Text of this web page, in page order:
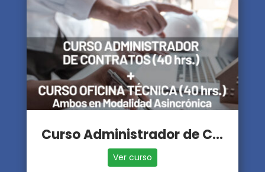
Curso Administrador de Contratos + Oficina Técnica
Ver curso